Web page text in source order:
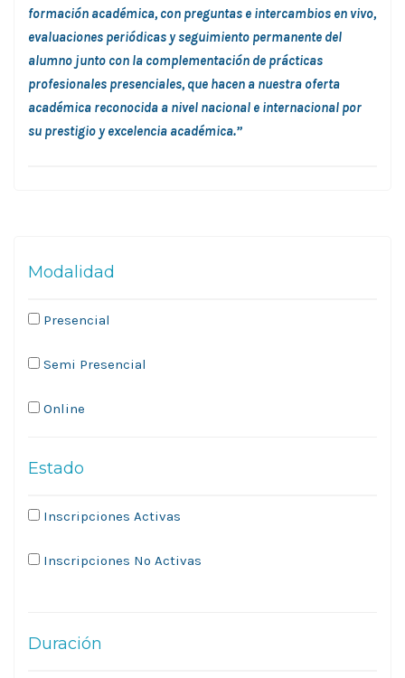
formación académica, con preguntas e intercambios en vivo,
evaluaciones periódicas y seguimiento permanente del
alumno junto con la complementación de prácticas
profesionales presenciales, que hacen a nuestra oferta
académica reconocida a nivel nacional e internacional por
su prestigio y excelencia académica.”
Modalidad
Presencial
Semi Presencial
Online
Estado
Inscripciones Activas
Inscripciones No Activas
Duración